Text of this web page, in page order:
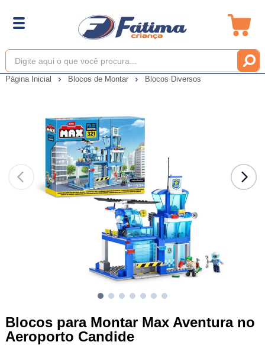
Página Inicial Blocos de Montar Blocos Diversos
Blocos para Montar Max Aventura no
Aeroporto Candide